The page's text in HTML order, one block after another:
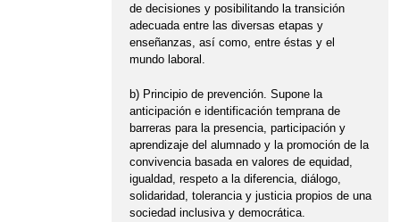
de decisiones y posibilitando la transición
adecuada entre las diversas etapas y
enseñanzas, así como, entre éstas y el
mundo laboral.
b) Principio de prevención. Supone la
anticipación e identificación temprana de
barreras para la presencia, participación y
aprendizaje del alumnado y la promoción de la
convivencia basada en valores de equidad,
igualdad, respeto a la diferencia, diálogo,
solidaridad, tolerancia y justicia propios de una
sociedad inclusiva y democrática.